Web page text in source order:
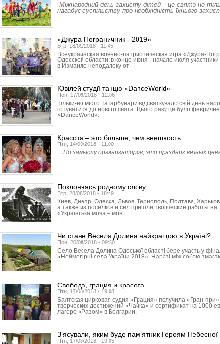
Міжнародний день захисту дітей – це свято не
нагадує суспільству про необхідність їхнього
«Джура-Пограничник - 2019»
Втр, 18/09/2018 - 11:45
Всеукраинская военно-патриотическая игра «Джура-
Одесской области: в конце июня - начале июля
в Измаиле неподалеку от
Ювілей студії танцю «DanceWorld»
Пон, 17/09/2018 - 12:06
Тільки-но місто Татарбунари відсвяткувало свій день
готуватися до нового свята. Цього разу це було
«DanceWorld».
Красота – это больше, чем внешность
Птн, 14/09/2018 - 11:00
…По замыслу организаторов, это праздник вечных
Поклоняясь родному слову
Втр, 28/08/2018 - 18:49
Киев, Днепр, Одесса, Львов, Тер­нополь, Полтава,
а также из посёлков и сёл пришли творческие работы
«Українська мова – мов
Чи стане Весела Долина найкращою в Україні?
Пон, 20/08/2018 - 09:50
Село Весела Долина Одеської області бере участь у
«Неймовірні села України 2018». Наразі між собою
Свобода, грация и красота
Птн, 17/08/2018 - 19:08
Балтская цирковая судия «Грация» получила «Гран-
творческих достижений «Чайка» и сертификат на 1000
лагере «Разом» в Болгарии.
З’ясували, яким буде пам’ятник Героям Небесної
Птн, 17/08/2018 - 19:05